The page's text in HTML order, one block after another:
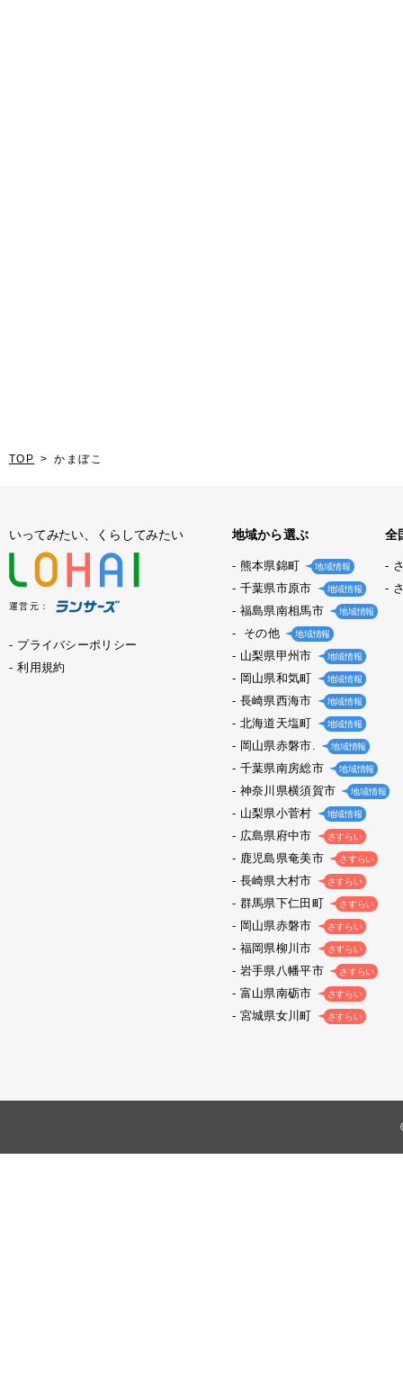
TOP かまぼこ
いってみたい、くらしてみたい
運営元：
プライバシーポリシー
利用規約
地域から選ぶ
熊本県錦町 地域情報
千葉県市原市 地域情報
福島県南相馬市 地域情報
その他 地域情報
山梨県甲州市 地域情報
岡山県和気町 地域情報
長崎県西海市 地域情報
北海道天塩町 地域情報
岡山県赤磐市. 地域情報
千葉県南房総市 地域情報
神奈川県横須賀市 地域情報
山梨県小菅村 地域情報
広島県府中市 さすらい
鹿児島県奄美市 さすらい
長崎県大村市 さすらい
群馬県下仁田町 さすらい
岡山県赤磐市 さすらい
福岡県柳川市 さすらい
岩手県八幡平市 さすらい
富山県南砺市 さすらい
宮城県女川町 さすらい
全